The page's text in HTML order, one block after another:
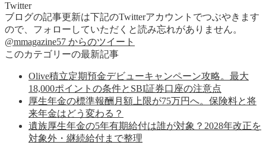
Twitter
ブログの記事更新は下記のTwitterアカウントでつぶやきます
ので、フォローしていただくと読み忘れがありません。
@mmagazine57 からのツイート
このカテゴリーの最新記事
Olive積立定期預金デビューキャンペーン攻略。最大
18,000ポイントの条件とSBI証券口座の注意点
厚生年金の標準報酬月額上限が75万円へ。保険料と将
来年金はどう変わる？
遺族厚生年金の5年有期給付は誰が対象？2028年改正を
対象外・継続給付まで整理